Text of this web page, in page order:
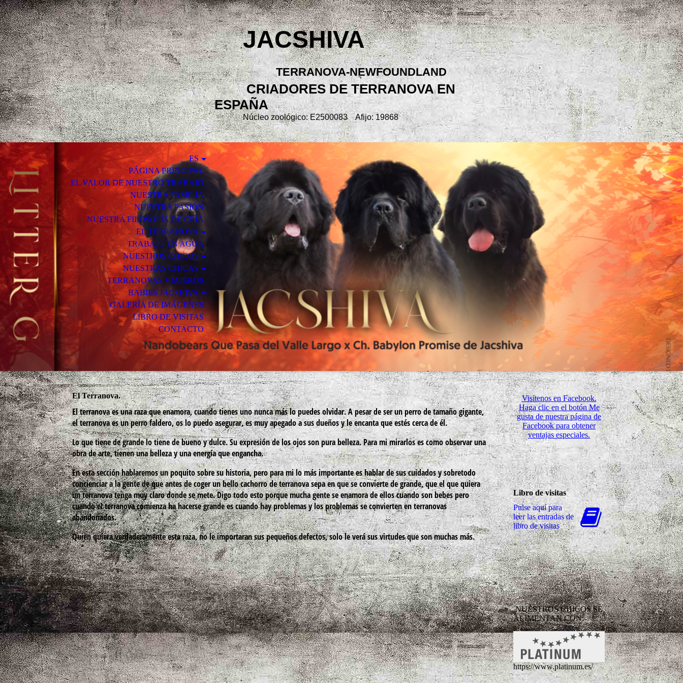
JACSHIVA
TERRANOVA-NEWFOUNDLAND
CRIADORES DE TERRANOVA EN
ESPAÑA
Núcleo zoológico: E2500083 Afijo: 19868
ES
PÁGINA PRINCIPAL
EL VALOR DE NUESTRO TRABAJO
NUESTRA FAMILIA
NUESTRA PASIÓN
NUESTRA FILOSOFÍA DE CRÍA
EL TERRANOVA
TRABAJO EN AGUA
NUESTROS CHICOS
NUESTRAS CHICAS
TERRANOVAS VIAJEROS
BABIES JACSHIVA
GALERÍA DE IMÁGENES
LIBRO DE VISITAS
CONTACTO
El Terranova.
El terranova es una raza que enamora, cuando tienes uno nunca más lo puedes olvidar. A pesar de ser un perro de tamaño gigante,
el terranova es un perro faldero, os lo puedo asegurar, es muy apegado a sus dueños y le encanta que estés cerca de él.
Lo que tiene de grande lo tiene de bueno y dulce. Su expresión de los ojos son pura belleza. Para mi mirarlos es como observar una
obra de arte, tienen una belleza y una energía que engancha.
En esta sección hablaremos un poquito sobre su historia, pero para mi lo más importante es hablar de sus cuidados y sobretodo
concienciar a la gente de que antes de coger un bello cachorro de terranova sepa en que se convierte de grande, que el que quiera
un terranova tenga muy claro donde se mete. Digo todo esto porque mucha gente se enamora de ellos cuando son bebes pero
cuando el terranova comienza ha hacerse grande es cuando hay problemas y los problemas se convierten en terranovas
abandonados.
Quien quiera verdaderamente esta raza, no le importaran sus pequeños defectos, solo le verá sus virtudes que son muchas más.
Visítenos en Facebook.
Haga clic en el botón Me
gusta de nuestra página de
Facebook para obtener
ventajas especiales.
Libro de visitas
Pulse aquí para
leer las entradas de
libro de visitas
NUESTROS CHICOS SE
ALIMENTAN CON:
https://www.platinum.es/